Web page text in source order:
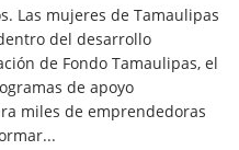
Las mujeres de Tamaulipas
del desarrollo
de Fondo Tamaulipas, el
de apoyo
miles de emprendedoras